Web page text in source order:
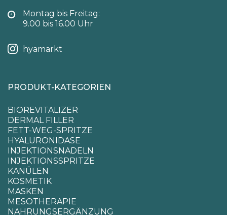
Montag bis Freitag:
9.00 bis 16.00 Uhr
hyamarkt
PRODUKT-KATEGORIEN
BIOREVITALIZER
DERMAL FILLER
FETT-WEG-SPRITZE
HYALURONIDASE
INJEKTIONSNADELN
INJEKTIONSSPRITZE
KANÜLEN
KOSMETIK
MASKEN
MESOTHERAPIE
NAHRUNGSERGÄNZUNG